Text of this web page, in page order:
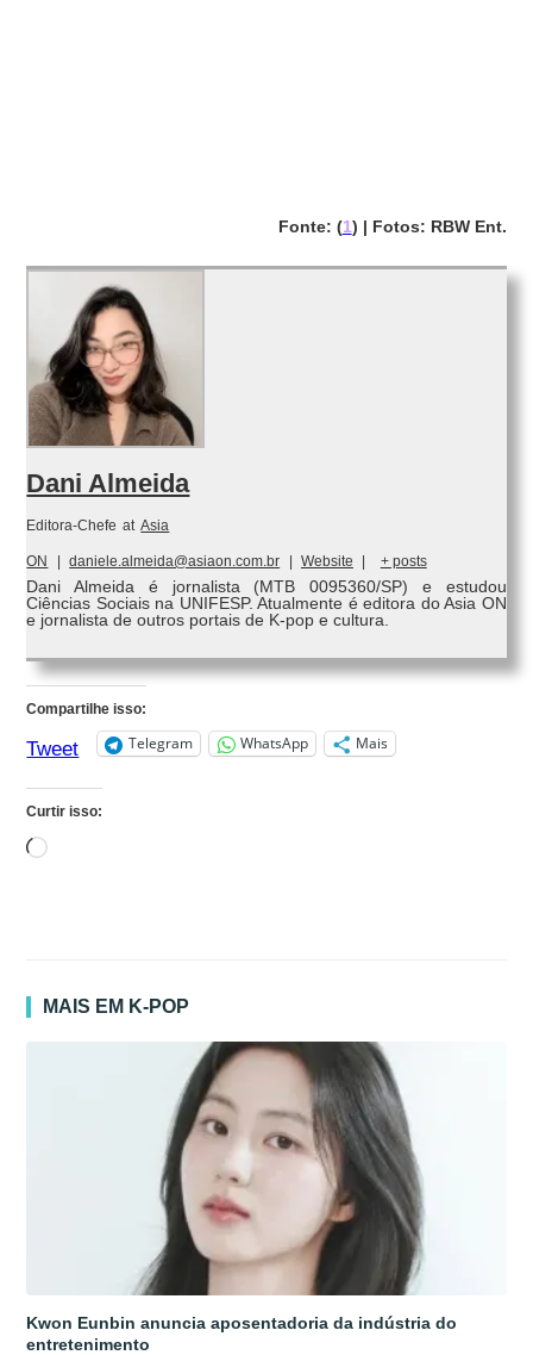
Fonte: (1) | Fotos: RBW Ent.
Dani Almeida
Editora-Chefe at Asia
ON | daniele.almeida@asiaon.com.br | Website | + posts
Dani Almeida é jornalista (MTB 0095360/SP) e estudou
Ciências Sociais na UNIFESP. Atualmente é editora do Asia ON
e jornalista de outros portais de K-pop e cultura.
Compartilhe isso:
Tweet Telegram WhatsApp Mais
Curtir isso:
Carregando...
MAIS EM K-POP
Kwon Eunbin anuncia aposentadoria da indústria do
entretenimento